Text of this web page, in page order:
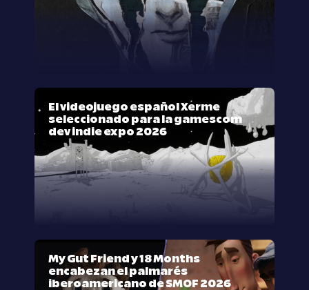
El videojuego español Xerme
seleccionado para la gamescom
dev indie expo 2026
My Gut Friend y 18 Months
encabezan el palmarés
iberoamericano de SMOF 2026